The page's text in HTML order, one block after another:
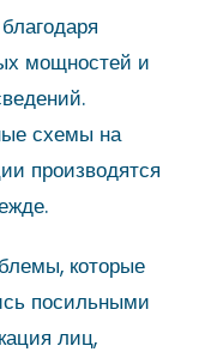
мощностей и
схемы на
производятся
которые
посильными
лиц,